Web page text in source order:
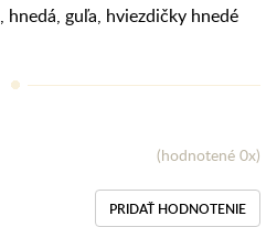
, hnedá, guľa, hviezdičky hnedé
(hodnotené 0x)
PRIDAŤ HODNOTENIE